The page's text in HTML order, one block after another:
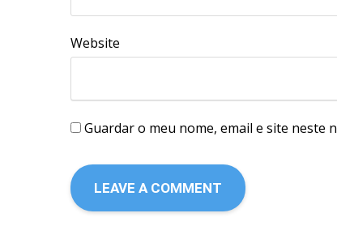
Website
Guardar o meu nome, email e site neste